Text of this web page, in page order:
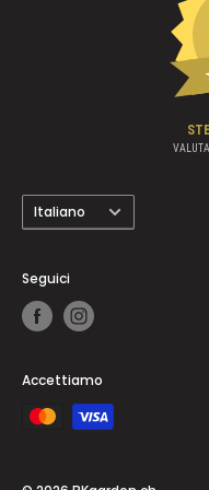
Lingua
Italiano
Seguici
Accettiamo